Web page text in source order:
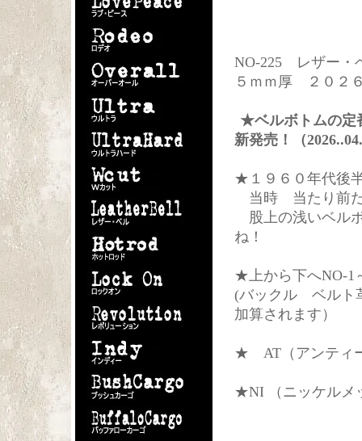
NO-225 レザー
５ｍｍ厚 ２０２
★ベルボトムの
新発売！（
★１９６０年代後
当時 当たり前
股上の浅いベル
ね！
★上から下へNO-1
(バックル ベルト
加算されます）
★ AT（アンテ
★NI （ニッケル